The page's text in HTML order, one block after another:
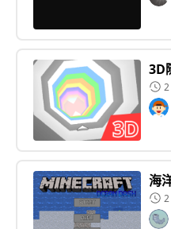
式： 支持触屏操作 结局：
为胆小鬼模式专享
相关链接
其它版本
小图灵版A稽版共创世界
3D
海